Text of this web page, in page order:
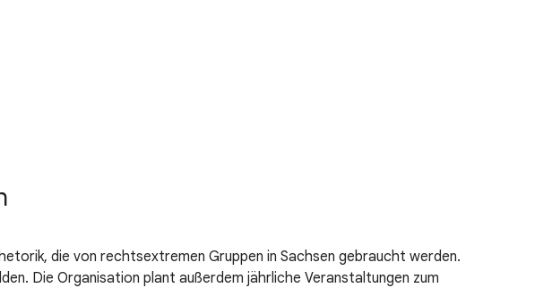
die von rechtsextremen Gruppen in Sachsen gebraucht werden.
Die Organisation plant außerdem jährliche Veranstaltungen zum